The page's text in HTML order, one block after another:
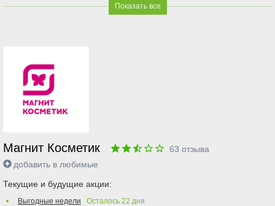
Показать все
Магнит Косметик 63 отзыва
добавить в любимые
Текущие и будущие акции:
Выгодные недели Осталось 22 дня